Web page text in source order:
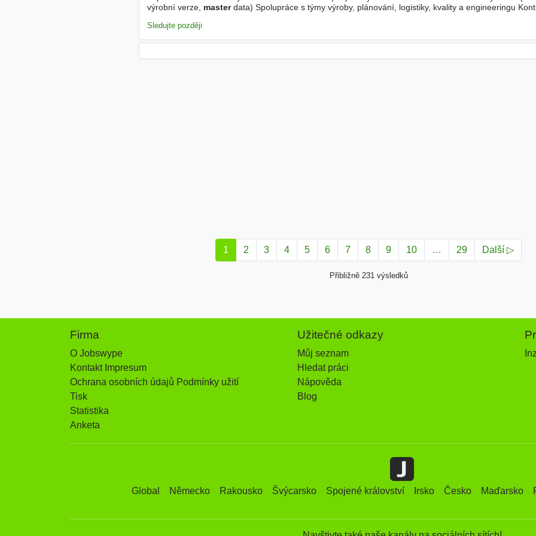
výrobní verze, masterdata) Spolupráce s týmy výroby, plánování, logistiky, kvality a engineeringu
Sledujte později
1 2 3 4 5 6 7 8 9 10 … 29 Další ▷
Přibližně 231 výsledků
Firma
O Jobswype
Kontakt Impresum
Ochrana osobních údajů Podmínky užití
Tisk
Statistika
Anketa
Užitečné odkazy
Můj seznam
Hledat práci
Nápověda
Blog
Global Německo Rakousko Švýcarsko Spojené království Irsko Česko Maďarsko